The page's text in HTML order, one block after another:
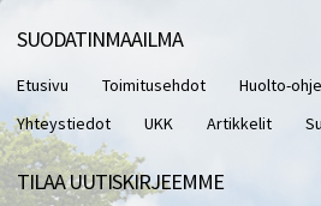
SUODATINMAAILMA
Etusivu Toimitusehdot Huolto-
Yhteystiedot
UKK Artikkelit
TILAA UUTISKIRJEEMME